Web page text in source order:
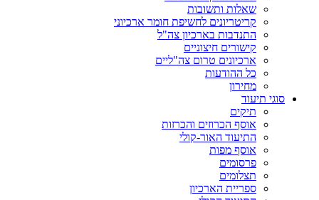
שאלות ותשובות
קריטריונים לחשיפת חומר ארכיוני
התנדבות בארכיון צה"ל
קישורים חיצוניים
ארכיונים טרום צה"ליים
כל ההודעות
מחירון
סוגי תיעוד
תיקים
אוסף הכרוזים והכרזות
התיעוד האור-קולי
אוסף מפות
פרסומים
תצלומים
ספריית הארכיון